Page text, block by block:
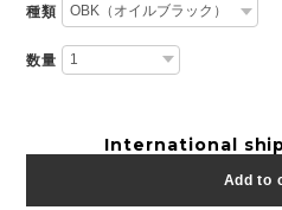
種類
数量
International
Add to